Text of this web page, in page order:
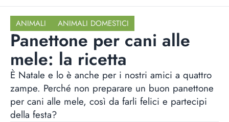
ANIMALI ANIMALI DOMESTICI
Panettone per cani alle
mele: la ricetta
È Natale e lo è anche per i nostri amici a quattro
zampe. Perché non preparare un buon panettone
per cani alle mele, così da farli felici e partecipi
della festa?